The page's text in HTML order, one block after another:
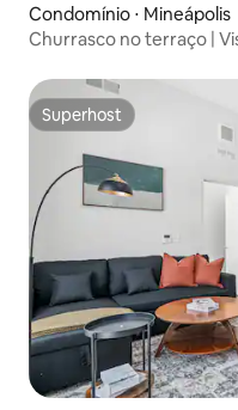
Condomínio ⋅ Mineápolis
Churrasco no terraço |
Superhost
Superhost